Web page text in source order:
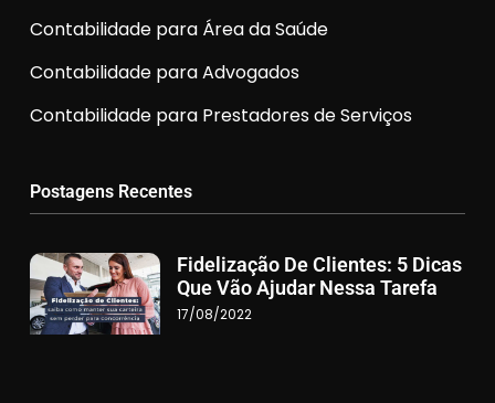
Contabilidade para Área da Saúde
Contabilidade para Advogados
Contabilidade para Prestadores de Serviços
Postagens Recentes
Fidelização De Clientes: 5 Dicas
Que Vão Ajudar Nessa Tarefa
17/08/2022